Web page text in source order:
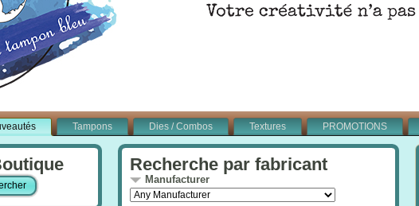
Tampons Dies / Combos Textures PROMOTIONS
Recherche par fabricant
Manufacturer